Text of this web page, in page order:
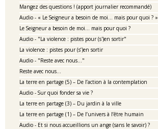
Mangez des questions ! (apport journalier recommandé)
Audio - « Le Seigneur a besoin de moi… mais pour quoi ? »
Le Seigneur a besoin de moi… mais pour quoi ?
Audio - "La violence : pistes pour (s')en sortir"
La violence : pistes pour (s’)en sortir
Audio - "Reste avec nous…"
Reste avec nous…
La terre en partage (5) – De l’action à la contemplation
Audio - Sur quoi fonder sa vie ?
La terre en partage (3) – Du jardin à la ville
La terre en partage (1) – De l’univers à l’être humain
Audio - Et si nous accueillions un ange (sans le savoir) ?